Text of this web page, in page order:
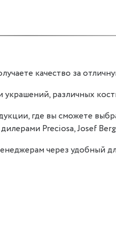
качество за
различных
где вы сможете
Preciosa, Josef
через удобный